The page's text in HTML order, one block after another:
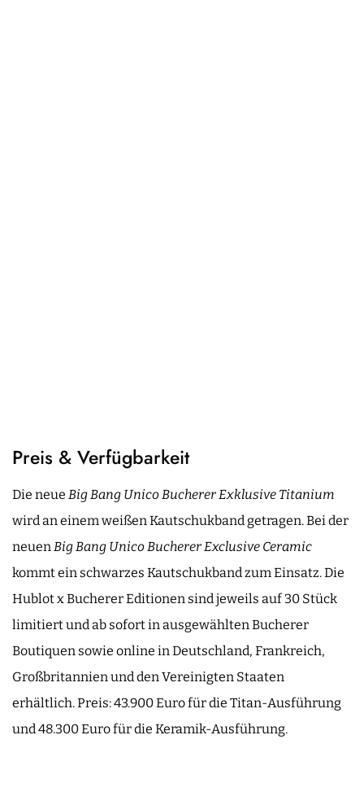
Preis & Verfügbarkeit
Die neue Big Bang Unico Bucherer Exklusive Titanium
wird an einem weißen Kautschukband getragen. Bei der
neuenBig Bang Unico Bucherer Exclusive Ceramic
kommt ein schwarzes Kautschukband zum Einsatz. Die
Hublot x Bucherer Editionen sind jeweils auf 30 Stück
limitiert und ab sofort in ausgewählten Bucherer
Boutiquen sowie online in Deutschland, Frankreich,
Großbritannien und den Vereinigten Staaten
erhältlich. Preis: 43.900 Euro für die Titan-Ausführung
und 48.300 Euro für die Keramik-Ausführung.